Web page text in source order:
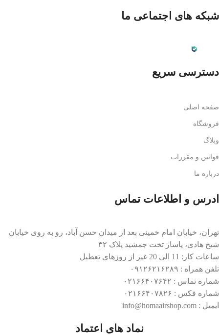
شبکه های اجتماعی ما
دسترسی سریع
صفحه اصلی
فروشگاه
وبلاگ
قوانین و مقررات
درباره ما
ادرس و اطلاعات تماس
تهران، خیابان امام خمینی بعد از میدان حسن آباد، رو به روی خیابان
شیخ هادی، پاساژ تخت جمشید پلاک ۳۲
ساعات کار: 11 الی 20 غیر از روزهای تعطیل
تلفن همراه : ۰۹۱۲۶۲۱۶۲۸۹
شماره تماس : ۰۲۱۶۶۴۰۷۶۴۲
شماره فکس : ۰۲۱۶۶۴۰۷۸۲۶
ایمیل : info@homaairshop.com
نماد های اعتماد